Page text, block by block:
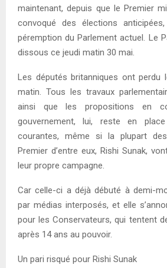
maintenant, depuis que le Premier
convoqué des élections
péremption du Parlement actuel. Le
dissous ce jeudi matin 30 mai.
Les députés britanniques ont perdu
matin. Tous les travaux
ainsi que les propositions en
gouvernement, lui, reste en
courantes, même si la plupart
Premier d’entre eux, Rishi Sunak,
leur propre campagne.
Car celle-ci a déjà débuté à demi-
par médias interposés, et elle
pour les Conservateurs, qui tentent
après 14 ans au pouvoir.
Un pari risqué pour Rishi Sunak